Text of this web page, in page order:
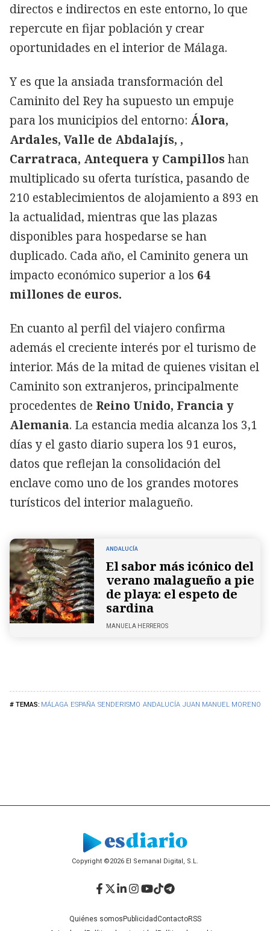
MÁLAGA ESPAÑA SENDERISMO ANDALUCÍA JUAN MANUEL MORENO
directos e indirectos en este entorno, lo que
repercute en fijar población y crear
oportunidades en el interior de Málaga.
Y es que la ansiada transformación del
Caminito del Rey ha supuesto un empuje
para los municipios del entorno: Álora,
Ardales, Valle de Abdalajís, ,
Carratraca, Antequera y Campilloshan
multiplicado su oferta turística, pasando de
210 establecimientos de alojamiento a 893 en
la actualidad, mientras que las plazas
disponibles para hospedarse se han
duplicado. Cada año, el Caminito genera un
impacto económico superior a los 64
millones de euros.
En cuanto al perfil del viajero confirma
además el creciente interés por el turismo de
interior. Más de la mitad de quienes visitan el
Caminito son extranjeros, principalmente
procedentes de Reino Unido, Francia y
Alemania. La estancia media alcanza los 3,1
días y el gasto diario supera los 91 euros,
datos que reflejan la consolidación del
enclave como uno de los grandes motores
turísticos del interior malagueño.
ANDALUCÍA
El sabor más icónico del
verano malagueño a pie
de playa: el espeto de
sardina
MANUELA HERREROS
Copyright ©2026 El Semanal Digital, S.L.
Quiénes somos PublicidadContactoRSS
Facebook
Twitter
LinkedIn
Instagram
YouTube
TikTok
Telegram